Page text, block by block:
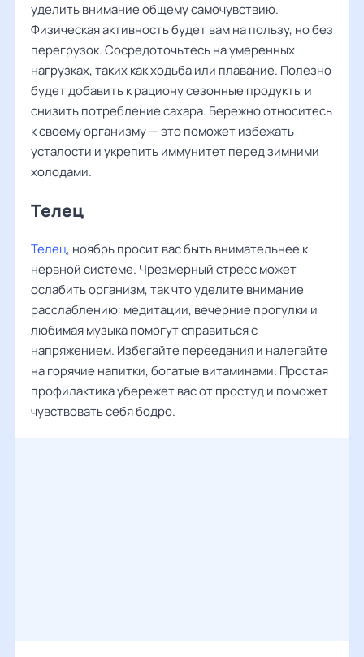
уделить внимание общему самочувствию.
Физическая активность будет вам на пользу, но без
перегрузок. Сосредоточьтесь на умеренных
нагрузках, таких как ходьба или плавание. Полезно
будет добавить к рациону сезонные продукты и
снизить потребление сахара. Бережно относитесь
к своему организму — это поможет избежать
усталости и укрепить иммунитет перед зимними
холодами.
Телец
Телец, ноябрь просит вас быть внимательнее к
нервной системе. Чрезмерный стресс может
ослабить организм, так что уделите внимание
расслаблению: медитации, вечерние прогулки и
любимая музыка помогут справиться с
напряжением. Избегайте переедания и налегайте
на горячие напитки, богатые витаминами. Простая
профилактика убережет вас от простуд и поможет
чувствовать себя бодро.